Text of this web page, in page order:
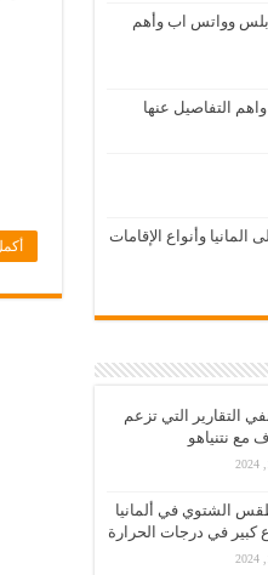
بلس وواتس اب وأهم
وأنواع الإقامات
التقارير التي تزعم
مع نتنياهو
الشتوي في ألمانيا
كبير في درجات الحرارة